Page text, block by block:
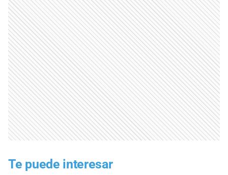
Te puede interesar